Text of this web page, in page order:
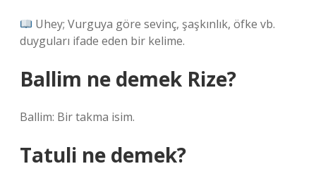
Uhey;⁣ Vurguya göre sevinç, şaşkınlık, öfke vb.
duyguları ifade eden bir kelime.
Ballim ne demek Rize?
Ballim: Bir takma isim.
Tatuli ne demek?